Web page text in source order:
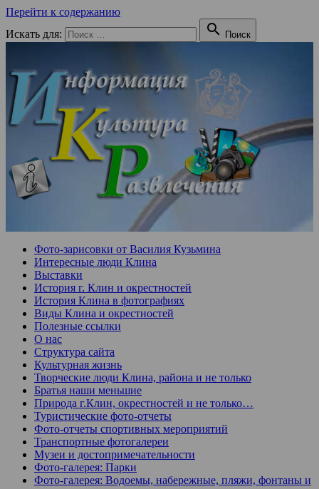
Перейти к содержанию
Искать для:
 Поиск
Фото-зарисовки от Василия Кузьмина
Интересные люди Клина
Выставки
История г. Клин и окрестностей
История Клина в фотографиях
Виды Клина и окрестностей
Полезные ссылки
О нас
Структура сайта
Культурная жизнь
Творческие люди Клина, района и не только
Братья наши меньшие
Природа г.Клин, окрестностей и не только…
Туристические фото-отчеты
Фото-отчеты спортивных мероприятий
Транспортные фотогалереи
Музеи и достопримечательности
Фото-галерея: Парки
Фото-галерея: Водоемы, набережные, пляжи, фонтаны и